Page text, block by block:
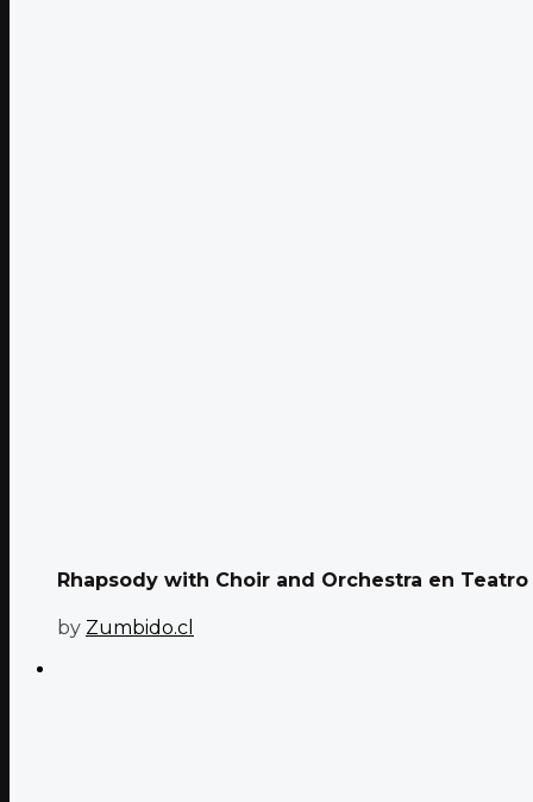
Rhapsody with Choir and Orchestra en Teatro
by Zumbido.cl